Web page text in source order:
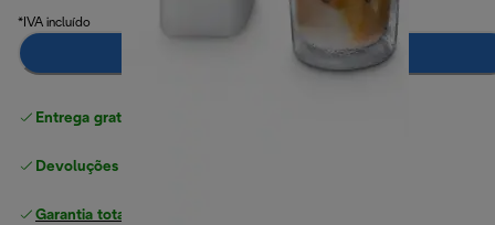
*IVA incluído
Adicionar ao carrinho
Entrega gratuita padrão
Devoluções gratuitas
Garantia total